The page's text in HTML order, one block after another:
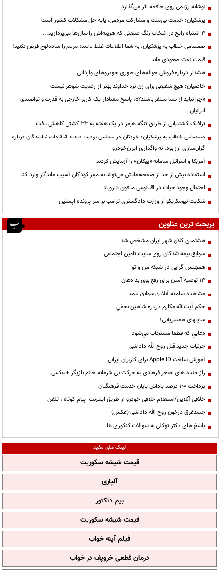
نوشابه رژیمی روی حافظه اثر می‌گذارد
پزشکیان: خدمت بی‌منت و مشارکت مردمی، پایه حل مشکلات کشور است
3 اشتباه رایج در انتخاب رنگ صنعتی که هزینه‌اش را سال‌ها می‌پردازید...
صمصامی خطاب به پزشکیان: به شما اطلاعات غلط دادند؛ مردم را ساده‌لوح فرض نکنید!
قیمت نفت صعودی ماند
هشدار درباره فروش حواله‌های صوری خودروهای وارداتی
خادمیان: هیچ شفیعی برای زن نزد خداوند بهتر از رضایت شوهر نیست
«چرا نباید از شما متنفر باشند؟»؛ پاسخ معنادار یک کاربر خارجی به قدرت و توانمندی
ایرانیان
ترافیک کشتیرانی از طریق تنگه هرمز در یک هفته به ۳۳ کشتی کاهش یافت
صمصامی خطاب به پزشکیان: خودتان در مجلس بودید؛ دیدید انتقادات نمایندگان درباره
گران‌سازی ارز بود، نه واگذاری ایران‌خودرو
آمریکا و اسرائیل سامانه «پیکان» را آزمایش کردند
استفاده بیش از حد از صفحه‌نمایش می‌تواند به مغز کودکان آسیب ماندگار وارد کند
احتمال وجود حیات در اقیانوس مدفون «اروپا»
شکایت نیومکزیکو از وزارت دادگستری ترامپ بر سر پرونده اپستین
پربحث ترین عناوین
هشتمین کلان شهر ایران مشخص شد
سوابق بیمه شدگان روی سایت تامین اجتماعی
همجنس گرایی در شبکه من و تو
13 توصیه آسان برای رفع بوی بد دهان
مشاهده سامانه آنلاين سوابق بیمه
حكم آيت‌الله مكارم درباره شاهين نجفي
سایتهای همسریابی!
دعايي كه قطعا مستجاب مي‌شود
جزئیات جدید قتل روح الله داداشی
آموزش ساخت Apple ID برای کاربران ایرانی
راز خنده های اصغر فرهادی به حرکت بی شرمانه خانم بازیگر + عکس
پرداخت ۱۰۰ درصد پاداش پایان خدمت فرهنگیان
خلافی آنلاین/استعلام خلافی خودرو از طریق اینترنت، پیام کوتاه ، تلفن
جسدغرق درخون روح الله داداشی (عکس)
پاسخ های دکتر توکلی به سوالات کنکوری ها
لینک های مفید
قیمت شیشه سکوریت
آلپاری
بیم دتکتور
قیمت شیشه سکوریت
فیلم آپنه خواب
درمان قطعی خروپف در خواب